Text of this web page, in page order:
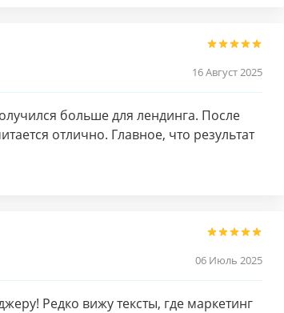
16 Август 2025
больше для лендинга. После
отлично. Главное, что результат
06 Июль 2025
Редко вижу тексты, где маркетинг